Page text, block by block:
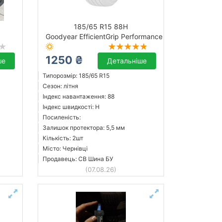
185/65 R15 88H
Goodyear EfficientGrip Performance
1250 ₴ Детальніше
Типорозмір: 185/65 R15
Сезон: літня
Індекс навантаження: 88
Індекс швидкості: H
Посиленість:
Залишок протектора: 5,5 мм
Кількість: 2шт
Місто: Чернівці
Продавець: СВ Шина БУ
(07.08.26)